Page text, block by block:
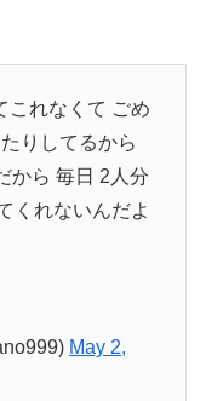
これなくて ごめ
りしてるから
から 毎日 2人分
くれないんだよ
May 2,